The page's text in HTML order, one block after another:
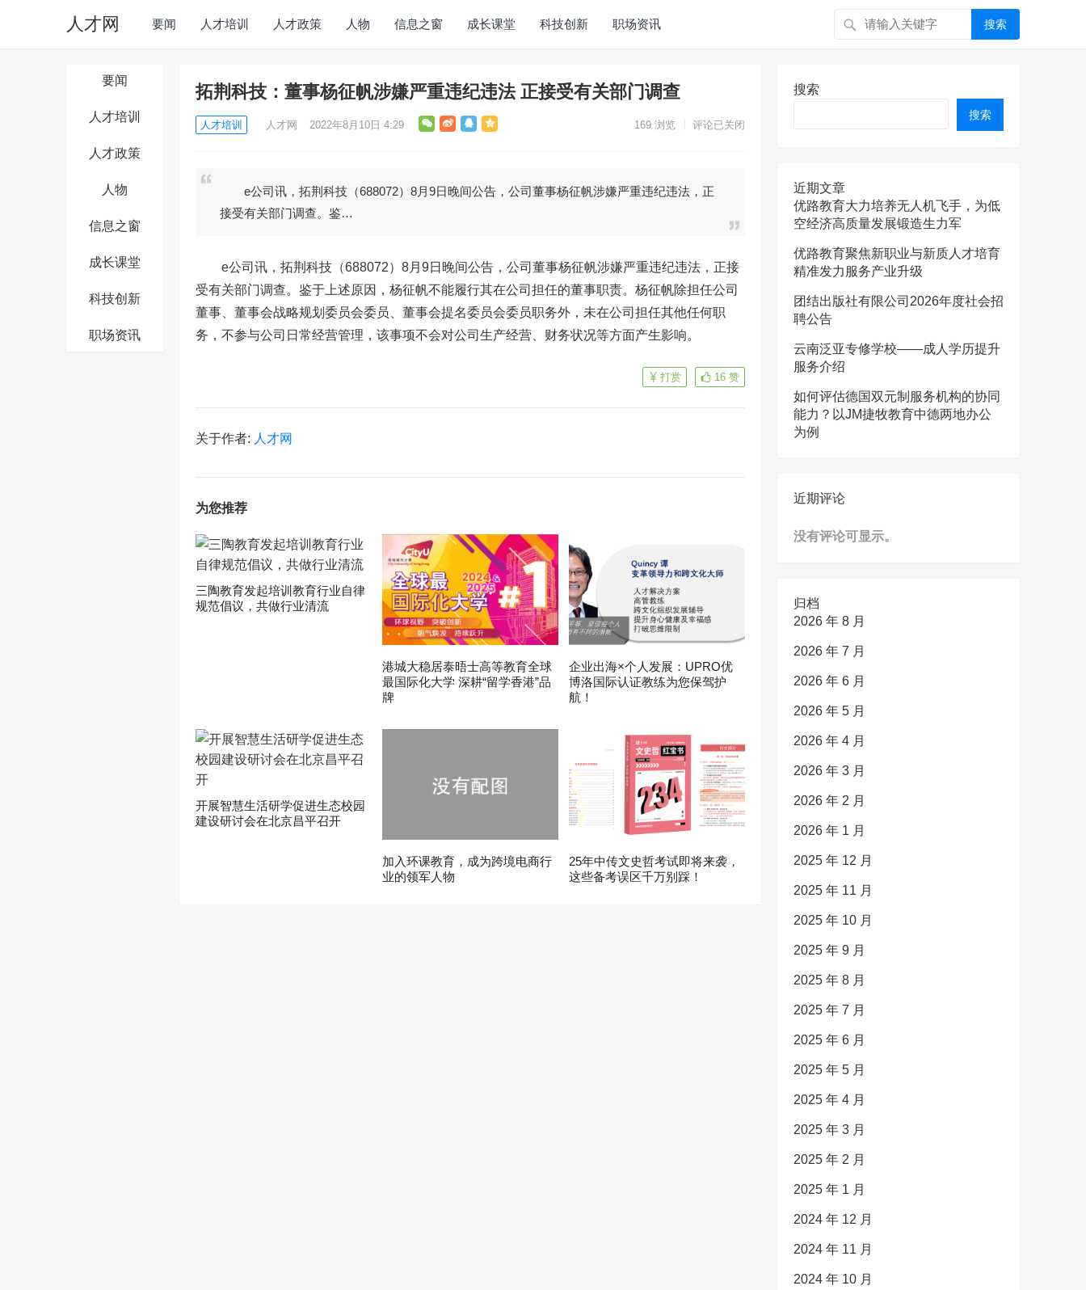
人才网 要闻 人才培训 人才政策 人物 信息之窗 成长课堂 科技创新 职场资讯 搜索
要闻
人才培训
人才政策
人物
信息之窗
成长课堂
科技创新
职场资讯
拓荆科技：董事杨征帆涉嫌严重违纪违法 正接受有关部门调查
人才培训 人才网 2022年8月10日 4:29 169 浏览 评论已关闭
e公司讯，拓荆科技（688072）8月9日晚间公告，公司董事杨征帆涉嫌严重违纪违法，正
接受有关部门调查。鉴…
e公司讯， 拓荆科技 （688072）8月9日晚间公告，公司董事杨征帆涉嫌严重违纪违法，正接
受有关部门调查。鉴于上述原因，杨征帆不能履行其在公司担任的董事职责。杨征帆除担任公司
董事、董事会战略规划委员会委员、董事会提名委员会委员职务外，未在公司担任其他任何职
务，不参与公司日常经营管理，该事项不会对公司生产经营、财务状况等方面产生影响。
16 赞
打赏
关于作者: 人才网
为您推荐
三陶教育发起培训教育行业自律
规范倡议，共做行业清流
港城大稳居泰晤士高等教育全球
最国际化大学 深耕“留学香港”品
牌
企业出海×个人发展：UPRO优
博洛国际认证教练为您保驾护
航！
开展智慧生活研学促进生态校园
建设研讨会在北京昌平召开
加入环课教育，成为跨境电商行
业的领军人物
25年中传文史哲考试即将来袭，
这些备考误区千万别踩！
搜索
搜索
近期文章
优路教育大力培养无人机飞手，为低
空经济高质量发展锻造生力军
优路教育聚焦新职业与新质人才培育
精准发力服务产业升级
团结出版社有限公司2026年度社会招
聘公告
云南泛亚专修学校——成人学历提升
服务介绍
如何评估德国双元制服务机构的协同
能力？以JM捷牧教育中德两地办公
为例
近期评论
没有评论可显示。
归档
2026 年 8 月
2026 年 7 月
2026 年 6 月
2026 年 5 月
2026 年 4 月
2026 年 3 月
2026 年 2 月
2026 年 1 月
2025 年 12 月
2025 年 11 月
2025 年 10 月
2025 年 9 月
2025 年 8 月
2025 年 7 月
2025 年 6 月
2025 年 5 月
2025 年 4 月
2025 年 3 月
2025 年 2 月
2025 年 1 月
2024 年 12 月
2024 年 11 月
2024 年 10 月